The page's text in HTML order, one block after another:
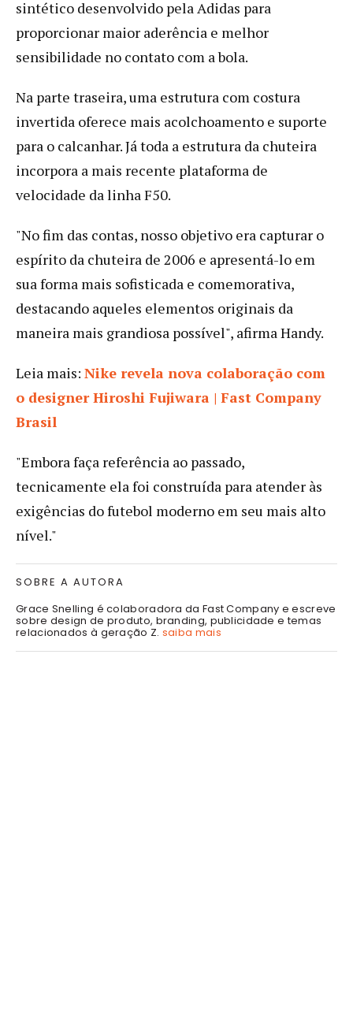
sintético desenvolvido pela Adidas para
proporcionar maior aderência e melhor
sensibilidade no contato com a bola.
Na parte traseira, uma estrutura com costura
invertida oferece mais acolchoamento e suporte
para o calcanhar. Já toda a estrutura da chuteira
incorpora a mais recente plataforma de
velocidade da linha F50.
"No fim das contas, nosso objetivo era capturar o
espírito da chuteira de 2006 e apresentá-lo em
sua forma mais sofisticada e comemorativa,
destacando aqueles elementos originais da
maneira mais grandiosa possível", afirma Handy.
Leia mais: Nike revela nova colaboração com
o designer Hiroshi Fujiwara | Fast Company
Brasil
"Embora faça referência ao passado,
tecnicamente ela foi construída para atender às
exigências do futebol moderno em seu mais alto
nível."
SOBRE A AUTORA
Grace Snelling é colaboradora da Fast Company e escreve
sobre design de produto, branding, publicidade e temas
relacionados à geração Z. saiba mais